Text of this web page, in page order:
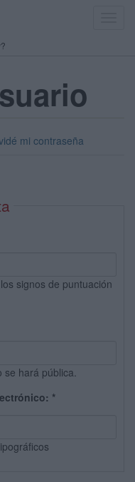
mi contraseña
signos de puntuación
se hará pública.
*